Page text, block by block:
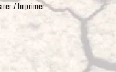
/Imprimer